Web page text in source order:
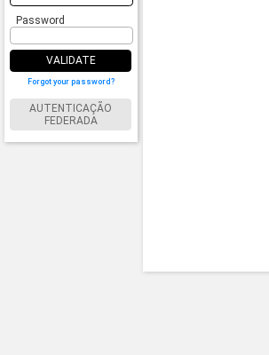
Password
VALIDATE
Forgot your password?
AUTENTICAÇÃO
FEDERADA